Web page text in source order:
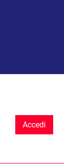
Accedi